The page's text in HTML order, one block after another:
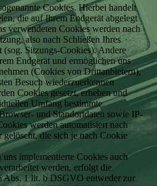
Cookies. Hierbei handelt
die auf Ihrem Endgerät abgelegt
verwendeten Cookies werden nach
also nach Schließen Ihres
Sitzungs-Cookies). Andere
Endgerät und ermöglichen uns
(Cookies von Drittanbietern),
Besuch wiederzuerkennen
Cookies gesetzt, erheben und
Umfang bestimmte
und Standortdaten sowie IP-
werden automatisiert nach
gelöscht, die sich je nach Cookie
implementierte Cookies auch
werden, erfolgt die
Abs. 1 lit. b DSGVO entweder zur